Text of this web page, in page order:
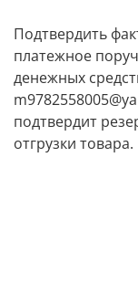
Подтвердить
платежное
денежных
подтвердит
отгрузки товара.